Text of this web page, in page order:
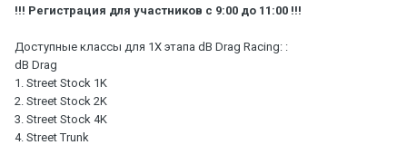
!!! Регистрация для участников с 9:00 до 11:00 !!!
Доступные классы для 1X этапа dB Drag Racing: :
dB Drag
1. Street Stock 1K
2. Street Stock 2K
3. Street Stock 4K
4. Street Trunk